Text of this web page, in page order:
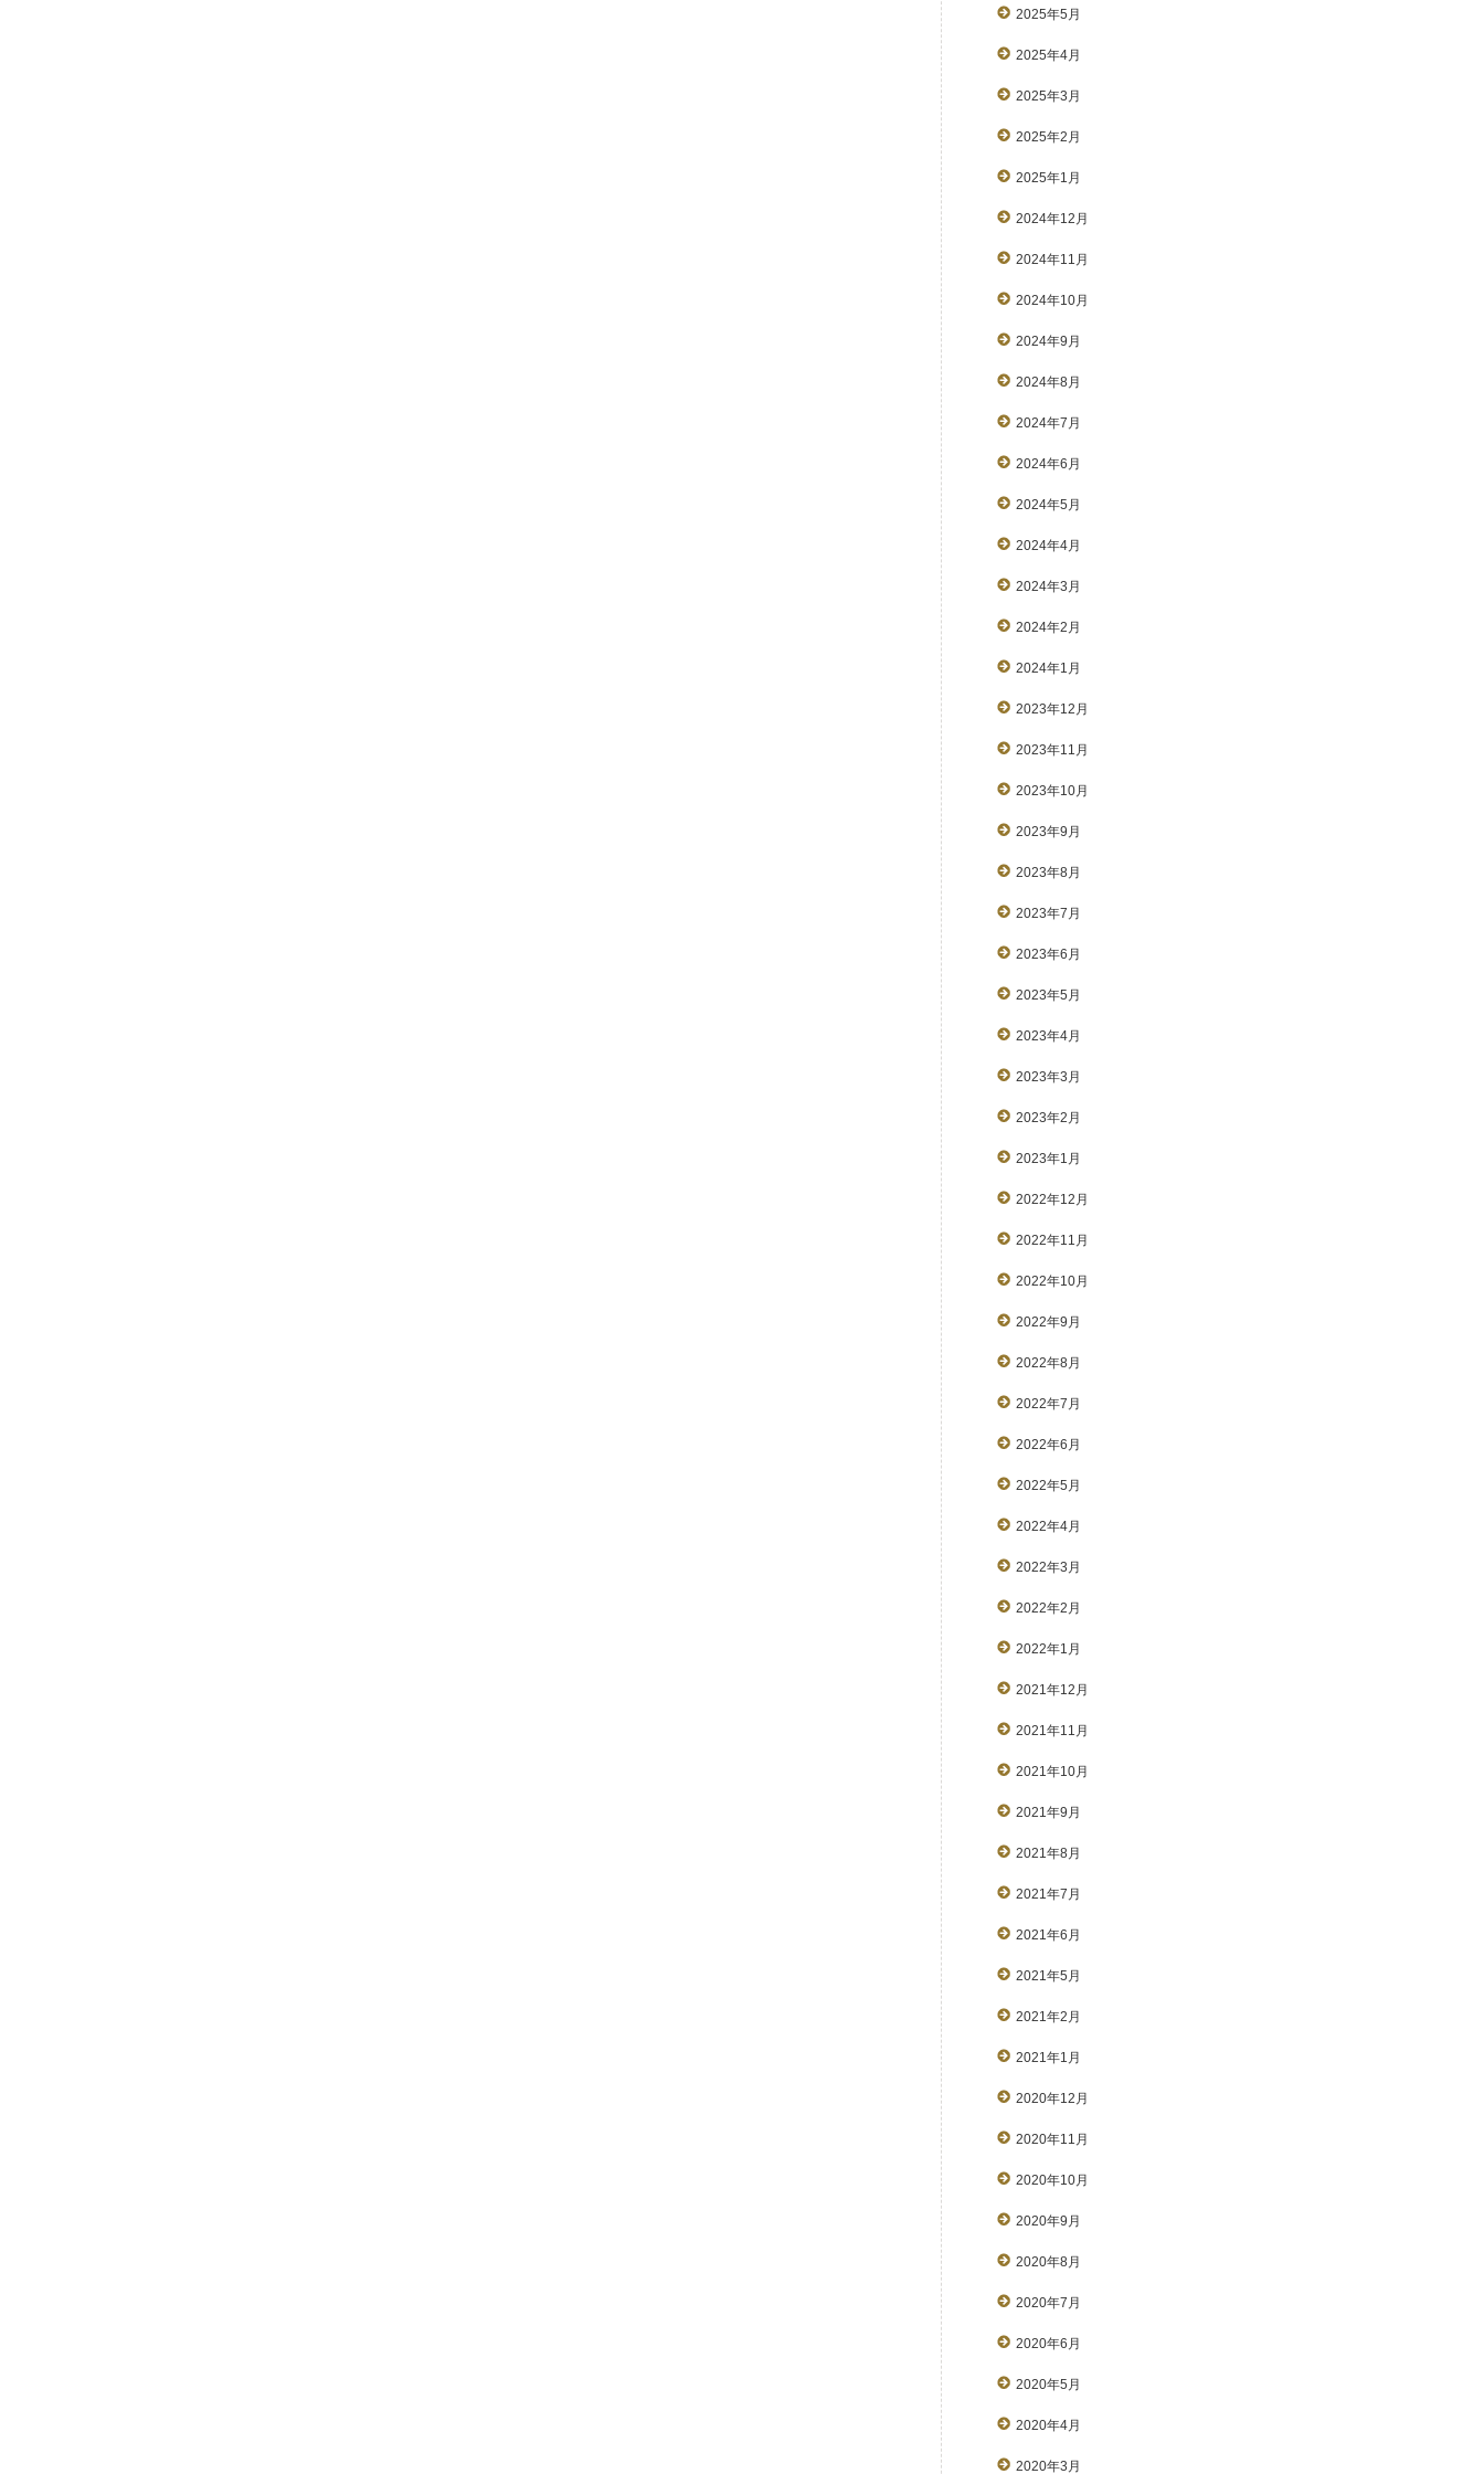
2025年5月
2025年4月
2025年3月
2025年2月
2025年1月
2024年12月
2024年11月
2024年10月
2024年9月
2024年8月
2024年7月
2024年6月
2024年5月
2024年4月
2024年3月
2024年2月
2024年1月
2023年12月
2023年11月
2023年10月
2023年9月
2023年8月
2023年7月
2023年6月
2023年5月
2023年4月
2023年3月
2023年2月
2023年1月
2022年12月
2022年11月
2022年10月
2022年9月
2022年8月
2022年7月
2022年6月
2022年5月
2022年4月
2022年3月
2022年2月
2022年1月
2021年12月
2021年11月
2021年10月
2021年9月
2021年8月
2021年7月
2021年6月
2021年5月
2021年2月
2021年1月
2020年12月
2020年11月
2020年10月
2020年9月
2020年8月
2020年7月
2020年6月
2020年5月
2020年4月
2020年3月